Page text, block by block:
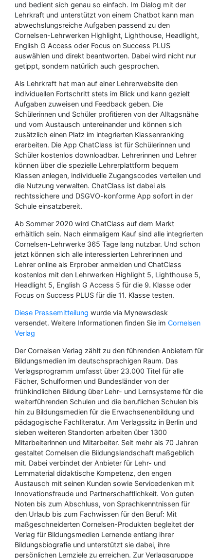
und bedient sich genau so einfach. Im Dialog mit der
Lehrkraft und unterstützt von einem Chatbot kann man
abwechslungsreiche Aufgaben passend zu den
Cornelsen-Lehrwerken Highlight, Lighthouse, Headlight,
English G Access oder Focus on Success PLUS
auswählen und direkt beantworten. Dabei wird nicht nur
getippt, sondern natürlich auch gesprochen.
Als Lehrkraft hat man auf einer Lehrerwebsite den
individuellen Fortschritt stets im Blick und kann gezielt
Aufgaben zuweisen und Feedback geben. Die
Schülerinnen und Schüler profitieren von der Alltagsnähe
und vom Austausch untereinander und können sich
zusätzlich einen Platz im integrierten Klassenranking
erarbeiten. Die App ChatClass ist für Schülerinnen und
Schüler kostenlos downloadbar. Lehrerinnen und Lehrer
können über die spezielle Lehrerplattform bequem
Klassen anlegen, individuelle Zugangscodes verteilen und
die Nutzung verwalten. ChatClass ist dabei als
rechtssichere und DSGVO-konforme App sofort in der
Schule einsatzbereit.
Ab Sommer 2020 wird ChatClass auf dem Markt
erhältlich sein. Nach einmaligem Kauf sind alle integrierten
Cornelsen-Lehrwerke 365 Tage lang nutzbar. Und schon
jetzt können sich alle interessierten Lehrerinnen und
Lehrer online als Erprober anmelden und ChatClass
kostenlos mit den Lehrwerken Highlight 5, Lighthouse 5,
Headlight 5, English G Access 5 für die 9. Klasse oder
Focus on Success PLUS für die 11. Klasse testen.
Diese Pressemitteilung wurde via Mynewsdesk
versendet. Weitere Informationen finden Sie im Cornelsen
Verlag
Der Cornelsen Verlag zählt zu den führenden Anbietern für
Bildungsmedien im deutschsprachigen Raum. Das
Verlagsprogramm umfasst über 23.000 Titel für alle
Fächer, Schulformen und Bundesländer von der
frühkindlichen Bildung über Lehr- und Lernsysteme für die
weiterführenden Schulen und die beruflichen Schulen bis
hin zu Bildungsmedien für die Erwachsenenbildung und
pädagogische Fachliteratur. Am Verlagssitz in Berlin und
sieben weiteren Standorten arbeiten über 1300
Mitarbeiterinnen und Mitarbeiter. Seit mehr als 70 Jahren
gestaltet Cornelsen die Bildungslandschaft maßgeblich
mit. Dabei verbindet der Anbieter für Lehr- und
Lernmaterial didaktische Kompetenz, den engen
Austausch mit seinen Kunden sowie Servicedenken mit
Innovationsfreude und Partnerschaftlichkeit. Von guten
Noten bis zum Abschluss, von Sprachkenntnissen für
den Urlaub bis zum Fachwissen für den Beruf: Mit
maßgeschneiderten Cornelsen-Produkten begleitet der
Verlag für Bildungsmedien Lernende entlang ihrer
Bildungsbiografie und unterstützt sie dabei, ihre
persönlichen Lernziele zu erreichen. Zur Verlagsgruppe